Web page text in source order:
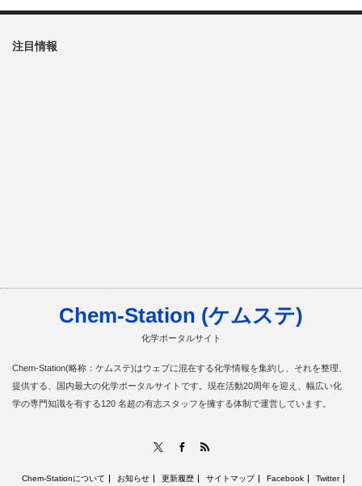
注目情報
Chem-Station (ケムステ)
化学ポータルサイト
Chem-Station(略称：ケムステ)はウェブに混在する化学情報を集約し、それを整理、
提供する、国内最大の化学ポータルサイトです。現在活動20周年を迎え、幅広い化
学の専門知識を有する120 名超の有志スタッフを擁する体制で運営しています。
Facebook
Chem-Stationについて お知らせ 更新履歴 サイトマップ Facebook Twitter